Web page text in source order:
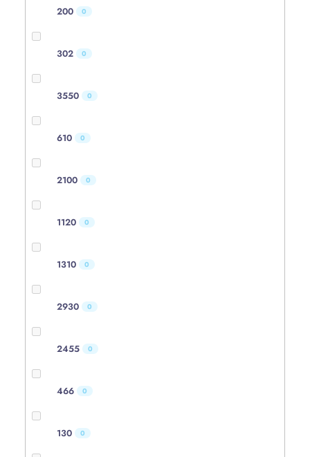
200 0
302 0
3550 0
610 0
2100 0
1120 0
1310 0
2930 0
2455 0
466 0
130 0